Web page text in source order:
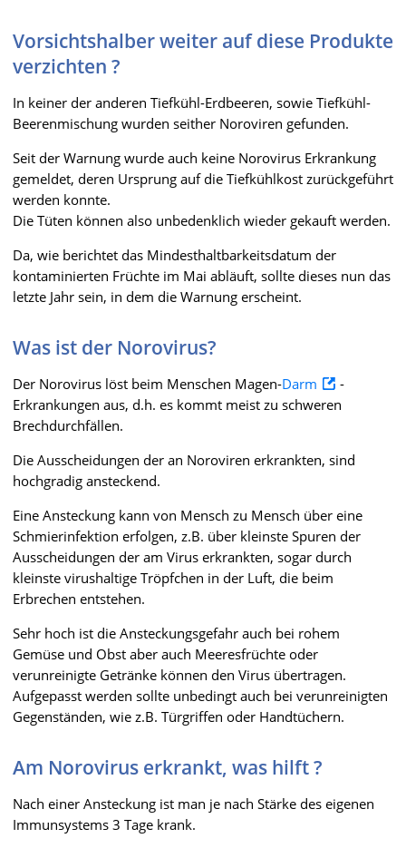
Vorsichtshalber weiter auf diese Produkte
verzichten ?
In keiner der anderen Tiefkühl-Erdbeeren, sowie Tiefkühl-
Beerenmischung wurden seither Noroviren gefunden.
Seit der Warnung wurde auch keine Norovirus Erkrankung
gemeldet, deren Ursprung auf die Tiefkühlkost zurückgeführt
werden konnte.
Die Tüten können also unbedenklich wieder gekauft werden.
Da, wie berichtet das Mindesthaltbarkeitsdatum der
kontaminierten Früchte im Mai abläuft, sollte dieses nun das
letzte Jahr sein, in dem die Warnung erscheint.
Was ist der Norovirus?
Der Norovirus löst beim Menschen Magen-Darm
-
Erkrankungen aus, d.h. es kommt meist zu schweren
Brechdurchfällen.
Die Ausscheidungen der an Noroviren erkrankten, sind
hochgradig ansteckend.
Eine Ansteckung kann von Mensch zu Mensch über eine
Schmierinfektion erfolgen, z.B. über kleinste Spuren der
Ausscheidungen der am Virus erkrankten, sogar durch
kleinste virushaltige Tröpfchen in der Luft, die beim
Erbrechen entstehen.
Sehr hoch ist die Ansteckungsgefahr auch bei rohem
Gemüse und Obst aber auch Meeresfrüchte oder
verunreinigte Getränke können den Virus übertragen.
Aufgepasst werden sollte unbedingt auch bei verunreinigten
Gegenständen, wie z.B. Türgriffen oder Handtüchern.
Am Norovirus erkrankt, was hilft ?
Nach einer Ansteckung ist man je nach Stärke des eigenen
Immunsystems 3 Tage krank.